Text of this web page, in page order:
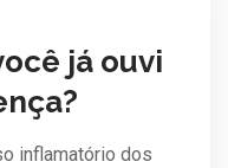
já ouvi
inflamatório dos